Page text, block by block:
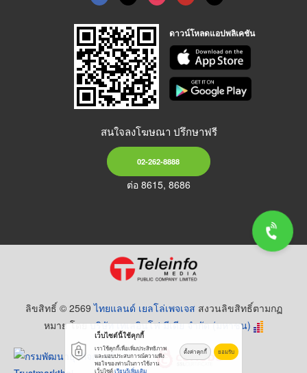
ดาวน์โหลดแอปพลิเคชัน
สนใจลงโฆษณา ปรึกษาฟรี
02-262-8888
ต่อ 8615, 8686
ลิขสิทธิ์ © 2569ไทยแลนด์ เยลโล่เพจเจส สงวนลิขสิทธิ์ตามกฏ
หมาย โดยบริษัท เทเลอินโฟ มีเดีย จำกัด (มหาชน)
เว็บไซต์นี้ใช้คุกกี้
เราใช้คุกกี้เพื่อเพิ่มประสิทธิภาพ
และมอบประสบการณ์ความพึง
พอใจของท่านในการใช้งาน
เว็บไซต์เรียนรู้เพิ่มเติม
ตั้งค่าคุกกี้ ยอมรับ